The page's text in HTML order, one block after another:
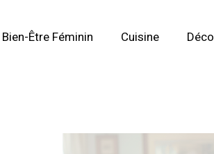
Bien-Être Féminin Cuisine Déco